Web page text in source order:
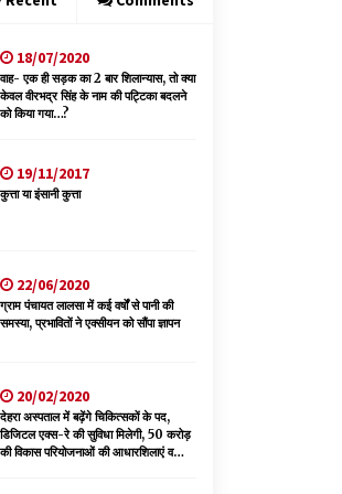
सन्निर्माण कामगार शीघ्र करवाएं ई-श्रम
पंजीकरण
2026
कल शिमला में प्रदर्शन, मानसून सत्र में सरकार
तैयारी
धरातल पर उतारने के लिए सरकार प्रतिबद्ध
2026
18/07/2020
वाह- एक ही सड़क का 2 बार शिलान्यास, तो क्या
केवल वीरभद्र सिंह के नाम की पट्टिका बदलने
को किया गया…?
19/11/2017
कुत्ता या इंसानी कुत्ता
22/06/2020
ग्राम पंचायत लालसा में कई वर्षों से पानी की
समस्या, प्रभावितों ने एक्सीयन को सौंपा ज्ञापन
20/02/2020
देहरा अस्पताल में बढ़ेंगे चिकित्सकों के पद,
डिजिटल एक्स-रे की सुविधा मिलेगी, 50 करोड़
की विकास परियोजनाओं की आधारशिलाएं व